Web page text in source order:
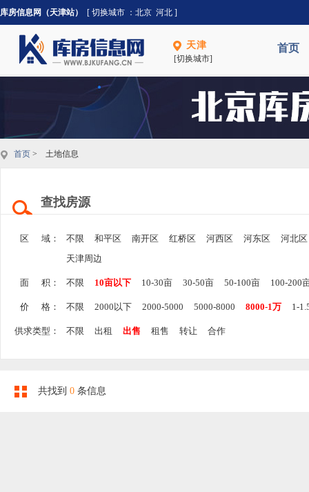
库房信息网（天津站） [ 切换城市 ： 北京 河北 ]
天津
[切换城市]
首页
首页 > 土地信息
查找房源
区 域： 不限 和平区 南开区 红桥区 河西区 河东区
河北区
天津周边
面 积： 不限 10亩以下 10-30亩 30-50亩 50-100亩 100-200
价 格： 不限 2000以下 2000-5000 5000-8000 8000-1万 1-
供求类型： 不限 出租 出售 租售 转让 合作
共找到 0 条信息